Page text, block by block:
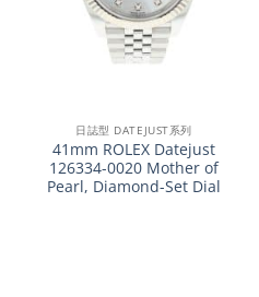
日誌型 DATEJUST系列
41mm ROLEX Datejust
126334-0020 Mother of
Pearl, Diamond-Set Dial